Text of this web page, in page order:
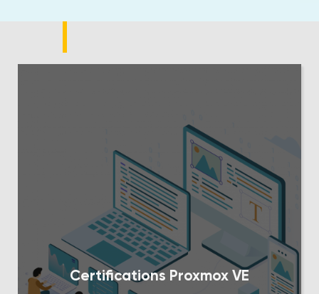
Certifications Proxmox VE